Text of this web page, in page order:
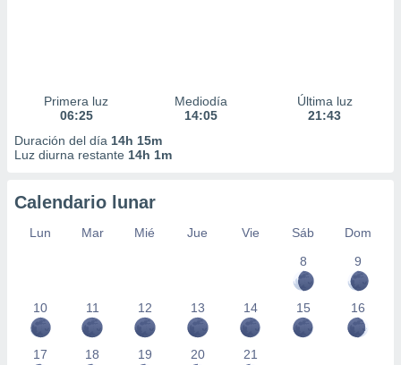
Primera luz
06:25
Mediodía
14:05
Última luz
21:43
Duración del día 14h 15m
Luz diurna restante 14h 1m
Calendario lunar
Lun Mar Mié Jue Vie Sáb
Dom
8
9
10 11 12 13 14 15 16
17 18 19 20 21